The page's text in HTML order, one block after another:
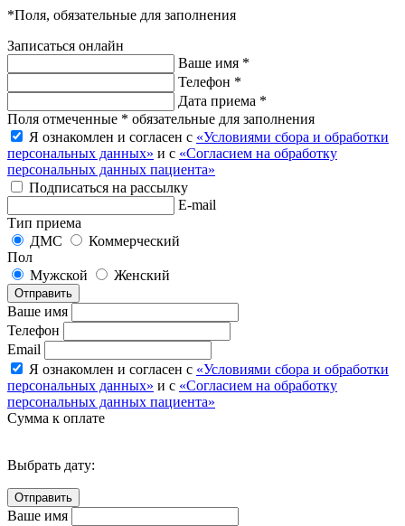
*Поля, обязательные для заполнения
Записаться онлайн
Ваше имя *
Телефон *
Дата приема *
Поля отмеченные * обязательные для заполнения
Я ознакомлен и согласен с «Условиями сбора и обработки
персональных данных» и с «Согласием на обработку
персональных данных пациента»
Подписаться на рассылку
E-mail
Тип приема
ДМС
Коммерческий
Пол
Мужской
Женский
Отправить
Ваше имя
Телефон
Email
Я ознакомлен и согласен с «Условиями сбора и обработки
персональных данных» и с «Согласием на обработку
персональных данных пациента»
Сумма к оплате
Выбрать дату:
Ваше имя